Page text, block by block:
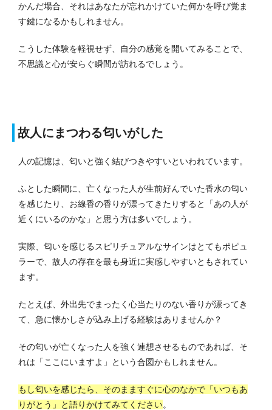
かんだ場合、それはあなたが忘れかけていた何かを呼び覚ま
す鍵になるかもしれません。
こうした体験を軽視せず、自分の感覚を開いてみることで、
不思議と心が安らぐ瞬間が訪れるでしょう。
故人にまつわる匂いがした
人の記憶は、匂いと強く結びつきやすいといわれています。
ふとした瞬間に、亡くなった人が生前好んでいた香水の匂い
を感じたり、お線香の香りが漂ってきたりすると「あの人が
近くにいるのかな」と思う方は多いでしょう。
実際、匂いを感じるスピリチュアルなサインはとてもポピュ
ラーで、故人の存在を最も身近に実感しやすいともされてい
ます。
たとえば、外出先でまったく心当たりのない香りが漂ってき
て、急に懐かしさが込み上げる経験はありませんか？
その匂いが亡くなった人を強く連想させるものであれば、そ
れは「ここにいますよ」という合図かもしれません。
もし匂いを感じたら、そのまますぐに心のなかで「いつもあ
りがとう」と語りかけてみてください。